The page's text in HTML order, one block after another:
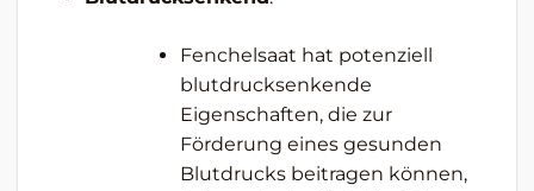
Fenchelsaat hat potenziell
blutdrucksenkende
Eigenschaften, die zur
Förderung eines gesunden
Blutdrucks beitragen können,